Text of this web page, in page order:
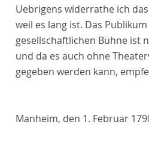
Uebrigens widerrathe ich
weil es lang ist. Das
gesellschaftlichen Bühne ist
und da es auch ohne
gegeben werden kann,
Manheim, den 1. Februar